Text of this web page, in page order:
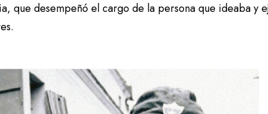
que desempeñó el cargo de la persona que ideaba y